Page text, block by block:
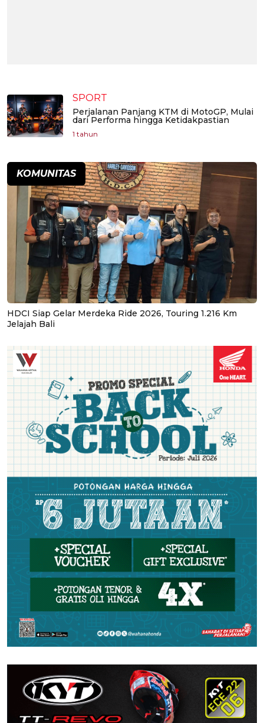
SPORT
Perjalanan Panjang KTM di MotoGP, Mulai
dari Performa hingga Ketidakpastian
1 tahun
KOMUNITAS
HDCI Siap Gelar Merdeka Ride 2026, Touring 1.216 Km
Jelajah Bali